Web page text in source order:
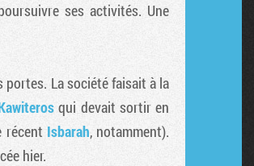
ses activités. Une
portes. La société faisait à la
qui devait sortir en
récent Isbarah, notamment).
hier.